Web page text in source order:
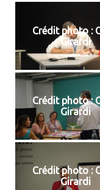
Crédit photo :
Girardi
Crédit photo :
Girardi
Crédit photo :
Girardi